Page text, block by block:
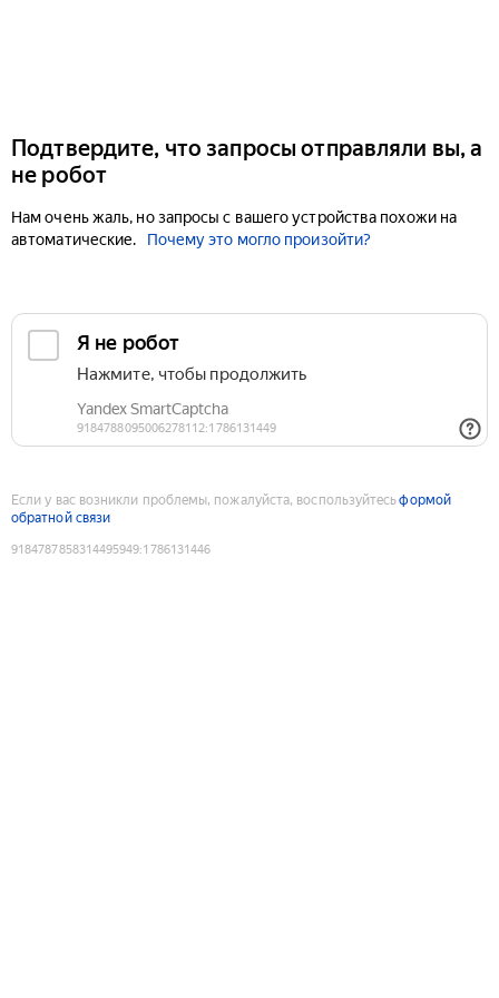
Подтвердите, что запросы отправляли вы, а
не робот
Нам очень жаль, но запросы с вашего устройства похожи на
автоматические.
Почему это могло произойти?
Если у вас возникли проблемы, пожалуйста, воспользуйтесьформой
обратной связи
9184787858314495949:1786131446